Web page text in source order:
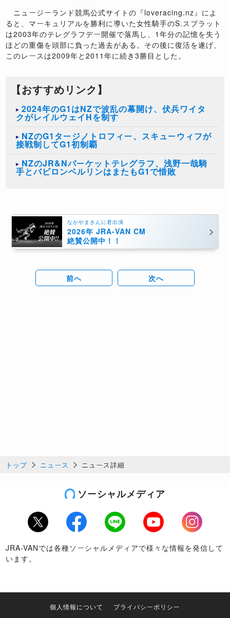
ニュージーランド競馬公式サイトの『loveracing.nz』によ
ると、マーキュリアルを勝利に導いた女性騎手のS.スプラット
は2003年のテレグラフデー開催で落馬し、1年分の記憶を失う
ほどの重傷を頭部に負った過去がある。その後に復活を遂げ、
このレースは2009年と2011年に続き3勝目とした。
【おすすめリンク】
2024年のG1はNZで波乱の幕開け、伏兵ワイタ
クがレイルウェイHを制す
NZのG1タージノトロフィー、スキューウィフが
接戦制してG1初制覇
NZのJR&Nバーケットテレグラフ、浅野一哉騎
手とバビロンベルリンはまたもG1で惜敗
なかやまきんに君出演
2026年 JRA-VAN CM
絶賛公開中！！
前へ 次へ
トップ ニュース ニュース詳細
ソーシャルメディア
Twitter Facebook LINE Youtube
Instagram
JRA-VANでは各種ソーシャルメディアで様々な情報を発信して
います。
個人情報について プライバシーポリシー